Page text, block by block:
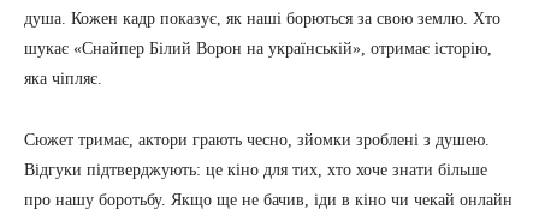
душа. Кожен кадр показує, як наші борються за свою землю. Хто
шукає «Снайпер Білий Ворон на українській», отримає історію,
яка чіпляє.
Сюжет тримає, актори грають чесно, зйомки зроблені з душею.
Відгуки підтверджують: це кіно для тих, хто хоче знати більше
про нашу боротьбу. Якщо ще не бачив, іди в кіно чи чекай онлайн